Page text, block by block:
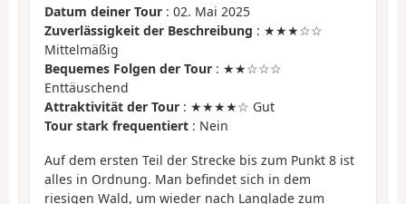
Datum deiner Tour : 02. Mai 2025
Zuverlässigkeit der Beschreibung : ★★★☆☆
Mittelmäßig
Bequemes Folgen der Tour : ★★☆☆☆
Enttäuschend
Attraktivität der Tour : ★★★★☆ Gut
Tour stark frequentiert : Nein
Auf dem ersten Teil der Strecke bis zum Punkt 8 ist
alles in Ordnung. Man befindet sich in dem
riesigen Wald, um wieder nach Langlade zum